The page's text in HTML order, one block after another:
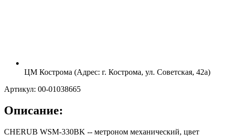
ЦМ Кострома (Адрес: г. Кострома, ул. Советская, 42а)
Артикул: 00-01038665
Описание:
CHERUB WSM-330BK -- метроном механический, цвет